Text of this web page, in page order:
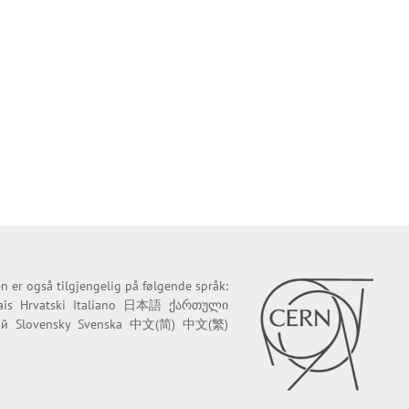
er også tilgjengelig på følgende språk:
Hrvatski Italiano 日本語 ქართული
Slovensky Svenska 中文(简) 中文(繁)